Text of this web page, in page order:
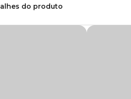
Petisco Atum, Frango
do produto